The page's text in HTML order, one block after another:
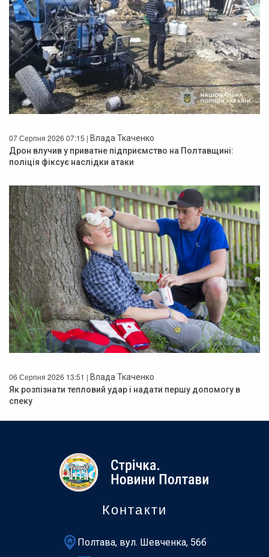
07 Серпня 2026 07:15 | Влада Ткаченко
Дрон влучив у приватне підприємство на Полтавщині:
поліція фіксує наслідки атаки
06 Серпня 2026 13:51 | Влада Ткаченко
Як розпізнати тепловий удар і надати першу допомогу в
спеку
Контакти
Полтава, вул. Шевченка, 56б